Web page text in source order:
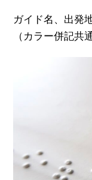
ガイド名、出発
（カラー併記共